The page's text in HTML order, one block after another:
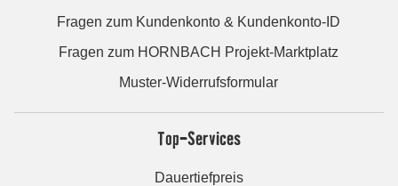
Fragen zum Kundenkonto & Kundenkonto-ID
Fragen zum HORNBACH Projekt-Marktplatz
Muster-Widerrufsformular
Top-Services
Dauertiefpreis